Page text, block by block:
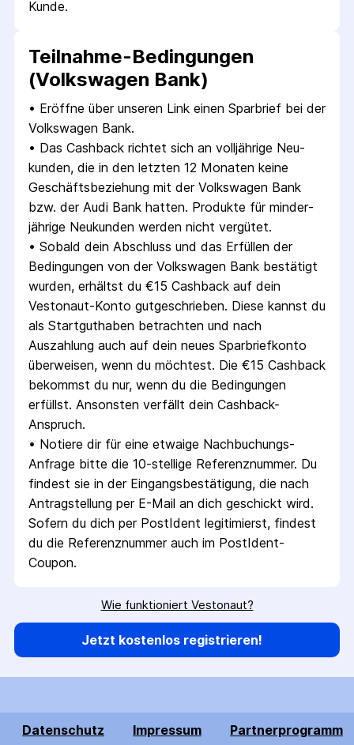
Kunde.
Teilnahme-Bedingungen
(Volkswagen Bank)
• Eröffne über unseren Link einen Sparbrief bei der
Volkswagen Bank.
• Das Cashback richtet sich an voll­jährige Neu­
kunden, die in den letzten 12 Monaten keine
Geschäfts­beziehung mit der Volkswagen Bank
bzw. der Audi Bank hatten. Produkte für minder­
jährige Neu­kunden werden nicht vergütet.
• Sobald dein Abschluss und das Erfüllen der
Bedingungen von der Volkswagen Bank bestätigt
wurden, erhältst du €15 Cashback auf dein
Vestonaut-Konto gutgeschrieben. Diese kannst du
als Startguthaben betrachten und nach
Auszahlung auch auf dein neues Sparbriefkonto
überweisen, wenn du möchtest. Die €15 Cashback
bekommst du nur, wenn du die Bedingungen
erfüllst. Ansonsten verfällt dein Cashback-
Anspruch.
• Notiere dir für eine etwaige Nach­buchungs-
Anfrage bitte die 10-stellige Referenz­nummer. Du
findest sie in der Eingangs­bestätigung, die nach
Antragstellung per E-Mail an dich geschickt wird.
Sofern du dich per PostIdent legitimierst, findest
du die Referenz­nummer auch im PostIdent-
Coupon.
Wie funktioniert Vestonaut?
Jetzt kostenlos registrieren!
Datenschutz Impressum Partnerprogramm